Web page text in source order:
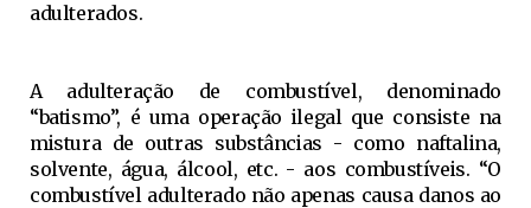
adulterados.
A adulteração de combustível, denominado
“batismo”, é uma operação ilegal que consiste na
mistura de outras substâncias - como naftalina,
solvente, água, álcool, etc. - aos combustíveis. “O
combustível adulterado não apenas causa danos ao